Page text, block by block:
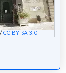
CC BY-SA 3.0